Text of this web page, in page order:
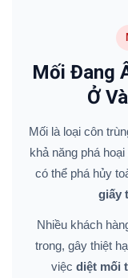
Mối Đang
Ở
Mối là loại côn
khả năng phá
có thể phá hủy
giấy
Nhiều khách
trong, gây thiệt
việc diệt mối